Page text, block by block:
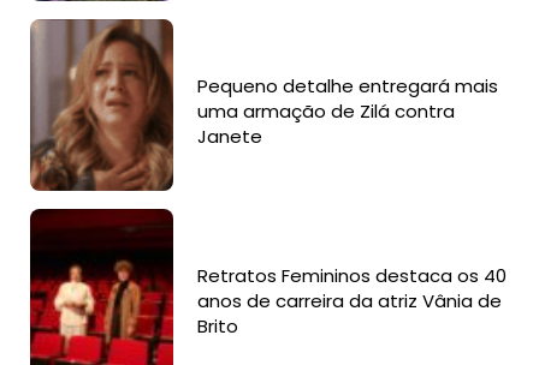
Pequeno detalhe entregará mais
uma armação de Zilá contra
Janete
Retratos Femininos destaca os 40
anos de carreira da atriz Vânia de
Brito